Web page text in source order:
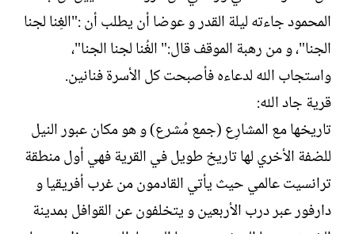
المحمود جاءته ليلة القدر و عوضا أن يطلب أن :"الغِنا لجنا
الجنا"، و من رهبة الموقف قال:" الغُنا لجنا الجنا"،
واستجاب الله لدعاءه فأصبحت كل الأسرة فنانين.
قرية جاد الله:
تاريخها مع المشارِع (جمع مُشرع) و هو مكان عبور النيل
للضفة الأخري لها تاريخ طويل في القرية فهي أول منطقة
ترانسيت عالمي حيث يأتي القادمون من غرب أفريقيا و
دارفور عبر درب الأربعين و يتخلفون عن القوافل بمدينة